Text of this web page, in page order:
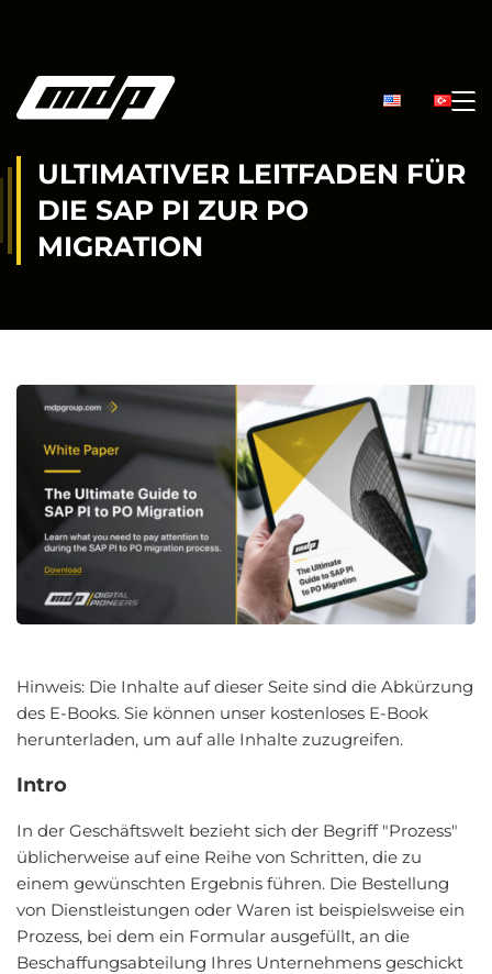
ULTIMATIVER LEITFADEN FÜR
DIE SAP PI ZUR PO
MIGRATION
Hinweis: Die Inhalte auf dieser Seite sind die Abkürzung
des E-Books. Sie können unser kostenloses E-Book
herunterladen, um auf alle Inhalte zuzugreifen.
Intro
In der Geschäftswelt bezieht sich der Begriff "Prozess"
üblicherweise auf eine Reihe von Schritten, die zu
einem gewünschten Ergebnis führen. Die Bestellung
von Dienstleistungen oder Waren ist beispielsweise ein
Prozess, bei dem ein Formular ausgefüllt, an die
Beschaffungsabteilung Ihres Unternehmens geschickt